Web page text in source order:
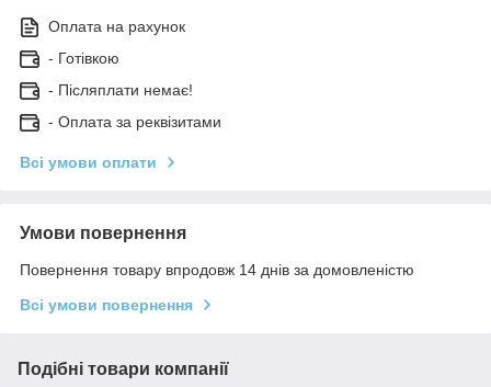
Оплата на рахунок
- Готівкою
- Післяплати немає!
- Оплата за реквізитами
Всі умови оплати
Умови повернення
Повернення товару впродовж 14 днів за домовленістю
Всі умови повернення
Подібні товари компанії